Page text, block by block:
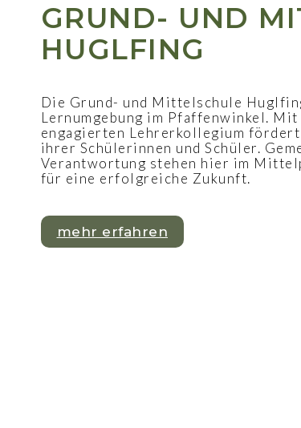
GRUND- UND
HUGLFING
Die Grund- und Mittelschule
Lernumgebung im Pfaffenwinkel.
engagierten Lehrerkollegium
ihrer Schülerinnen und Schüler.
Verantwortung stehen hier im
für eine erfolgreiche Zukunft.
mehr erfahren